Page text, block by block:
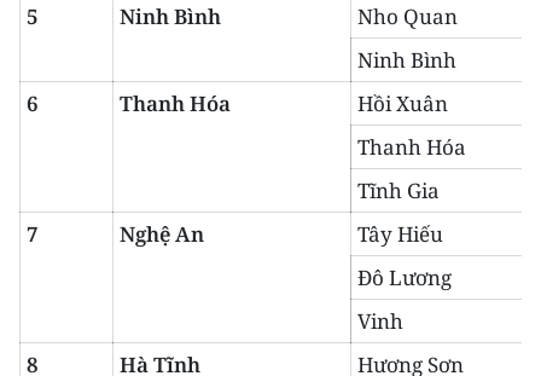
VỀ BÁO NHÂN DÂN
THỜI NAY
5
Ninh Bình
Nho Quan
Ninh Bình
6
Thanh Hóa
Hồi Xuân
Thanh Hóa
Tĩnh Gia
7
Nghệ An
Tây Hiếu
Đô Lương
Vinh
8
Hà Tĩnh Hương Sơn